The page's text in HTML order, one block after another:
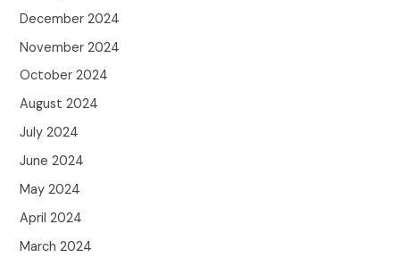
December 2024
November 2024
October 2024
August 2024
July 2024
June 2024
May 2024
April 2024
March 2024